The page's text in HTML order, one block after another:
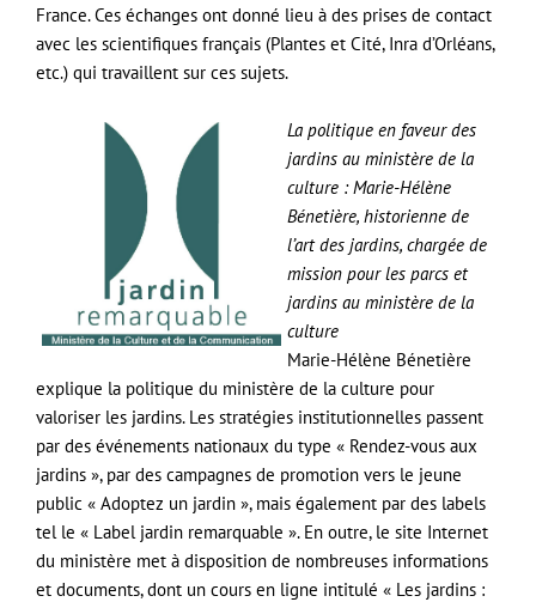
France. Ces échanges ont donné lieu à des prises de contact
avec les scientifiques français (Plantes et Cité, Inra d’Orléans,
etc.) qui travaillent sur ces sujets.
La politique en faveur des
jardins au ministère de la
culture : Marie-Hélène
Bénetière, historienne de
l’art des jardins, chargée de
mission pour les parcs et
jardins au ministère de la
culture
Marie-Hélène Bénetière
explique la politique du ministère de la culture pour
valoriser les jardins. Les stratégies institutionnelles passent
par des événements nationaux du type « Rendez-vous aux
jardins », par des campagnes de promotion vers le jeune
public « Adoptez un jardin », mais également par des labels
tel le « Label jardin remarquable ». En outre, le site Internet
du ministère met à disposition de nombreuses informations
et documents, dont un cours en ligne intitulé « Les jardins :